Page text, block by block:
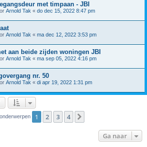
met timpaan - JBI
Arnold Tak « do dec 15, 2022 8:47 pm
Arnold Tak « ma dec 12, 2022 3:53 pm
aan beide zijden woningen JBI
Arnold Tak « ma sep 05, 2022 4:16 pm
nr. 50
Arnold Tak « di apr 19, 2022 1:31 pm
1 2 3 4
Ga naar